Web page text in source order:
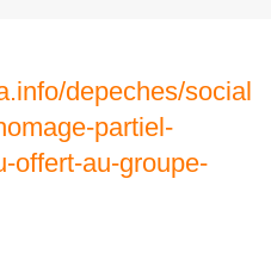
depeches/social
partiel-
offert-au-groupe-